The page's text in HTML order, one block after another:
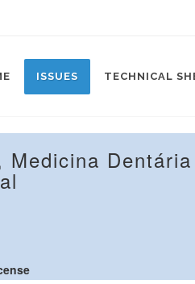
ISSUES TECHNICAL
Medicina Dentária